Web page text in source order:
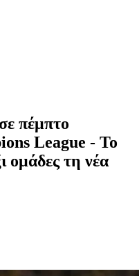
πέμπτο
League - Το
ομάδες τη νέα